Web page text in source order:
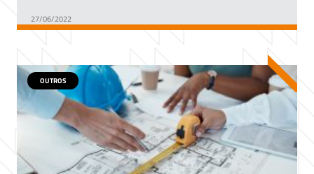
27/06/2022
OUTROS